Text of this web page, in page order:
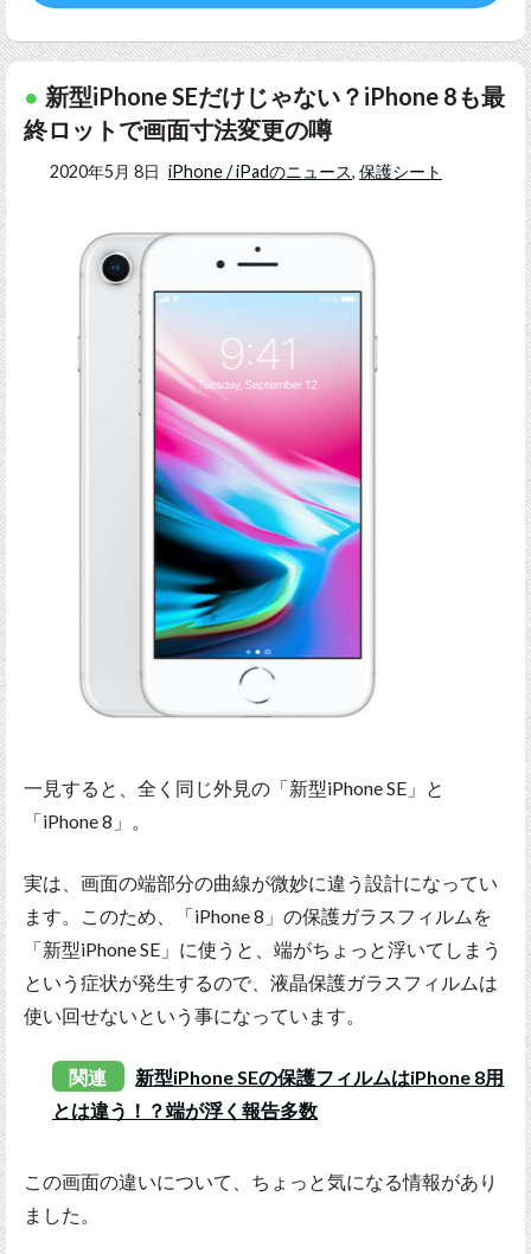
新型iPhone SEだけじゃない？iPhone 8も最
終ロットで画面寸法変更の噂
2020年5月 8日 iPhone / iPadのニュース, 保護シート
一見すると、全く同じ外見の「新型iPhone SE」と
「iPhone 8」。
実は、画面の端部分の曲線が微妙に違う設計になってい
ます。このため、「iPhone 8」の保護ガラスフィルムを
「新型iPhone SE」に使うと、端がちょっと浮いてしまう
という症状が発生するので、液晶保護ガラスフィルムは
使い回せないという事になっています。
関連
新型iPhone SEの保護フィルムはiPhone 8用
とは違う！？端が浮く報告多数
この画面の違いについて、ちょっと気になる情報があり
ました。